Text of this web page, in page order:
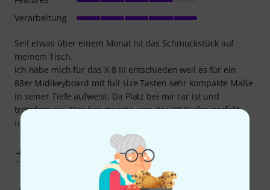
Seit etwas über einem Monat ist das Schmuckstück auf
meinem Tisch.
Ich habe mich für das X-8 III entschieden weil es für ein
88er Midikeyboard mit full size Tasten sehr kompakte Maße
in seiner Tiefe aufweist. Da Platz bei mir rar ist und
trotzdem ein 88er her musste, war das X8 III also perfekt
und ich gab dem m.E. auch optisch ansprechenden Gerät
Verarbeitung